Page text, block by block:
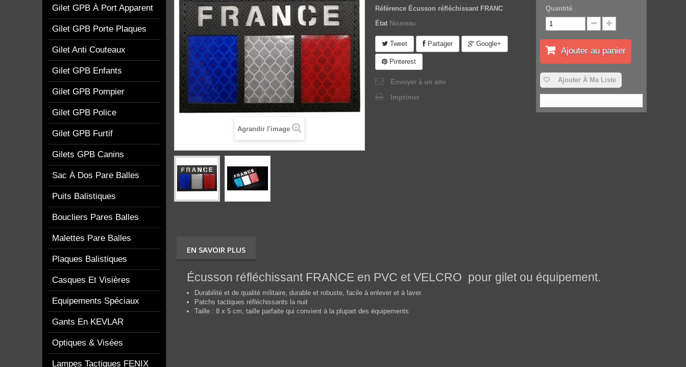
Gilet GPB À Port Apparent
Gilet GPB Porte Plaques
Gilet Anti Couteaux
Gilet GPB Enfants
Gilet GPB Pompier
Gilet GPB Police
Gilet GPB Furtif
Gilets GPB Canins
Sac À Dos Pare Balles
Puits Balistiques
Boucliers Pares Balles
Malettes Pare Balles
Plaques Balistiques
Casques Et Visières
Equipements Spéciaux
Gants En KEVLAR
Optiques & Visées
Lampes Tactiques FENIX
Agrandir l'image
Référence Écusson réfléchissant FRANC
État Nouveau
Tweet Partager Google+
Pinterest
Envoyer à un ami
Imprimer
Quantité
Ajouter au panier
Ajouter À Ma Liste
EN SAVOIR PLUS
Écusson réfléchissant FRANCE en PVC et VELCRO pour gilet ou équipement.
Durabilité et de qualité militaire, durable et robuste, facile à enlever et à laver.
Patchs tactiques réfléchissants la nuit
Taille : 8 x 5 cm, taille parfaite qui convient à la plupart des équipements